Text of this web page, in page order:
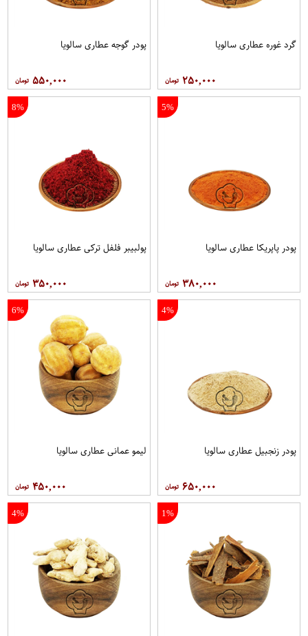
گرد غوره عطاری سالویا
۲۵۰,۰۰۰
پودر گوجه عطاری سالویا
۵۵۰,۰۰۰
5%
پودر پاپریکا عطاری سالویا
۳۸۰,۰۰۰
8%
پولبیبر فلفل ترکی عطاری سالویا
۳۵۰,۰۰۰
4%
پودر زنجبیل عطاری سالویا
۶۵۰,۰۰۰
6%
لیمو عمانی عطاری سالویا
۴۵۰,۰۰۰
1%
4%